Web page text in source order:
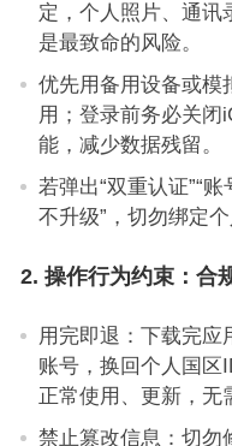
定，个人照片、通讯
是最致命的风险。
优先用备用设备或模
用；登录前务必关闭
能，减少数据残留。
若弹出“双重认证”“
不升级”，切勿绑定
2. 操作行为约束：合
用完即退：下载完应
账号，换回个人国区
正常使用、更新，无
禁止篡改信息：切勿